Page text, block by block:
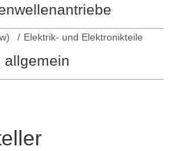
Elektrik- und Elektronikteile
allgemein